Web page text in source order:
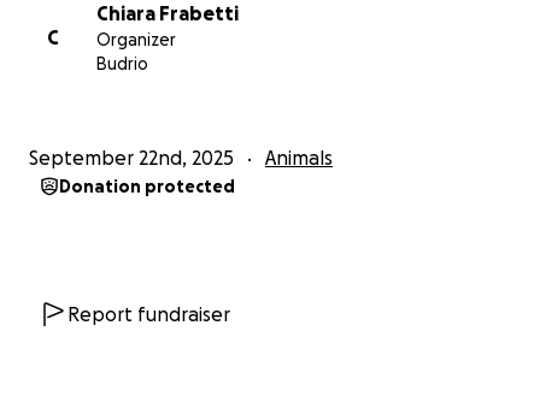
C
Chiara Frabetti
Organizer
Budrio
September 22nd, 2025 Animals
Donation protected
Report fundraiser